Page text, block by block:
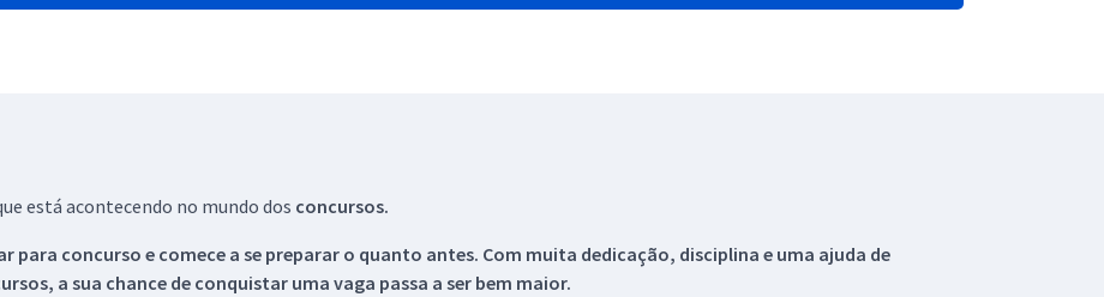
está acontecendo no mundo dos concursos.
para concurso e comece a se preparar o quanto antes. Com muita dedicação, disciplina e uma ajuda de
a sua chance de conquistar uma vaga passa a ser bem maior.